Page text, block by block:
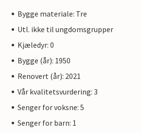
Bygge materiale: Tre
Utl. ikke til ungdomsgrupper
Kjæledyr: 0
Bygge (år): 1950
Renovert (år): 2021
Vår kvalitetsvurdering: 3
Senger for voksne: 5
Senger for barn: 1